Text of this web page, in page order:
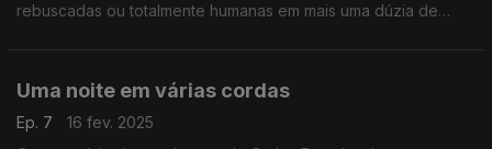
rebuscadas ou totalmente humanas em mais uma dúzia de
Uma noite em várias cordas
Ep. 7
16 fev. 2025